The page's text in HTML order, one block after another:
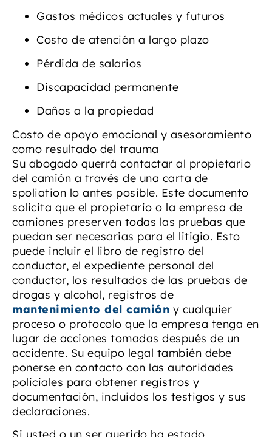
Gastos médicos actuales y futuros
Costo de atención a largo plazo
Pérdida de salarios
Discapacidad permanente
Daños a la propiedad
Costo de apoyo emocional y asesoramiento
como resultado del trauma
Su abogado querrá contactar al propietario
del camión a través de una carta de
spoliation lo antes posible. Este documento
solicita que el propietario o la empresa de
camiones preserven todas las pruebas que
puedan ser necesarias para el litigio. Esto
puede incluir el libro de registro del
conductor, el expediente personal del
conductor, los resultados de las pruebas de
drogas y alcohol, registros de
mantenimiento del camión y cualquier
proceso o protocolo que la empresa tenga en
lugar de acciones tomadas después de un
accidente. Su equipo legal también debe
ponerse en contacto con las autoridades
policiales para obtener registros y
documentación, incluidos los testigos y sus
declaraciones.